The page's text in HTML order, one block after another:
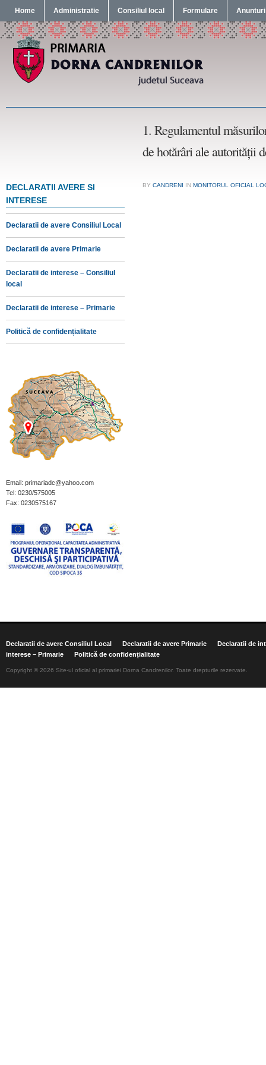
Home Administratie Consiliul local Formulare Anunturi
1. Regulamentul
de hotărâri ale autorității
DECLARATII AVERE SI
INTERESE
Declaratii de avere Consiliul Local
Declaratii de avere Primarie
Declaratii de interese – Consiliul
local
Declaratii de interese – Primarie
Politică de confidențialitate
Email: primariadc@yahoo.com
Tel: 0230/575005
Fax: 0230575167
BY CANDRENI IN MONITORUL OFICIAL
Declaratii de avere Consiliul Local Declaratii de avere Primarie
Declaratii de
interese – Primarie
Politică de confidențialitate
Copyright © 2026 Site-ul oficial al primariei Dorna Candrenilor. Toate drepturile rezervate.